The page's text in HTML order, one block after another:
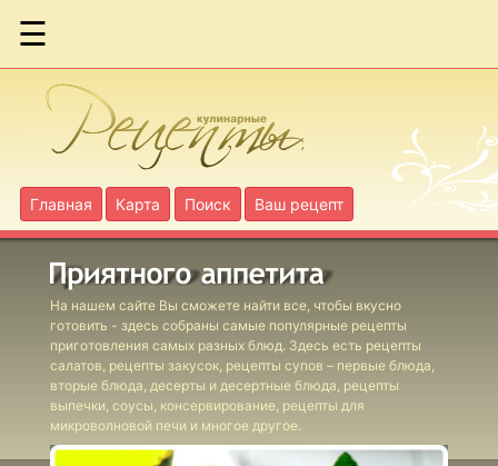
☰
Главная Карта Поиск Ваш рецепт
На нашем сайте Вы сможете найти все, чтобы вкусно
готовить - здесь собраны самые популярные рецепты
приготовления самых разных блюд. Здесь есть рецепты
салатов, рецепты закусок, рецепты супов – первые блюда,
вторые блюда, десерты и десертные блюда, рецепты
выпечки, соусы, консервирование, рецепты для
микроволновой печи и многое другое.
Бананы в
карамели
Банановые
пончики
Бисквит с
сахарной
мастикой
Блинчики с
каштанами
Десерт из